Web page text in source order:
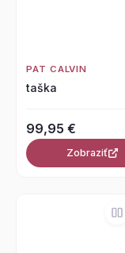
PAT CALVIN
taška
99,95 €
Zobraziť